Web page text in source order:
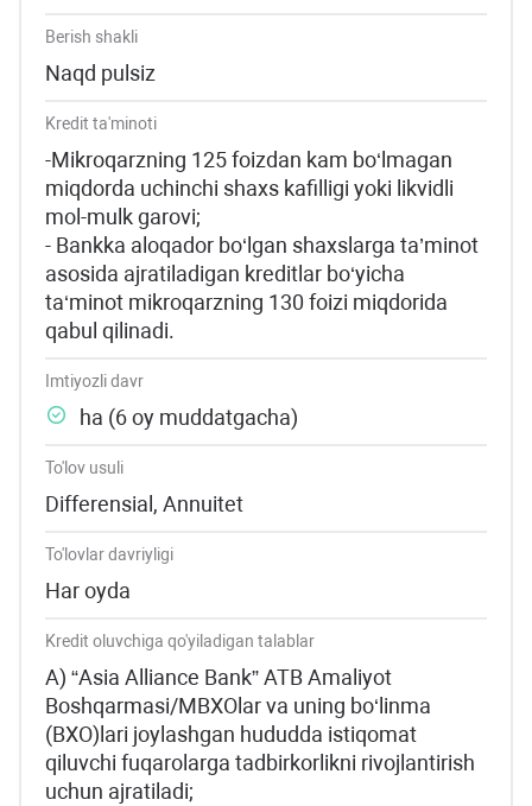
Berish shakli
Naqd pulsiz
Kredit ta'minoti
-Mikroqarzning 125 foizdan kam bo‘lmagan
miqdorda uchinchi shaxs kafilligi yoki likvidli
mol-mulk garovi;
- Bankka aloqador bo‘lgan shaxslarga ta’minot
asosida ajratiladigan kreditlar bo‘yicha
ta‘minot mikroqarzning 130 foizi miqdorida
qabul qilinadi.
Imtiyozli davr
ha (6 oy muddatgacha)
To'lov usuli
Differensial, Annuitet
To'lovlar davriyligi
Har oyda
Kredit oluvchiga qo'yiladigan talablar
A) “Asia Alliance Bank” ATB Amaliyot
Boshqarmasi/MBXOlar va uning bo‘linma
(BXO)lari joylashgan hududda istiqomat
qiluvchi fuqarolarga tadbirkorlikni rivojlantirish
uchun ajratiladi;